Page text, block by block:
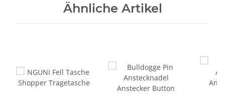
Ähnliche Artikel